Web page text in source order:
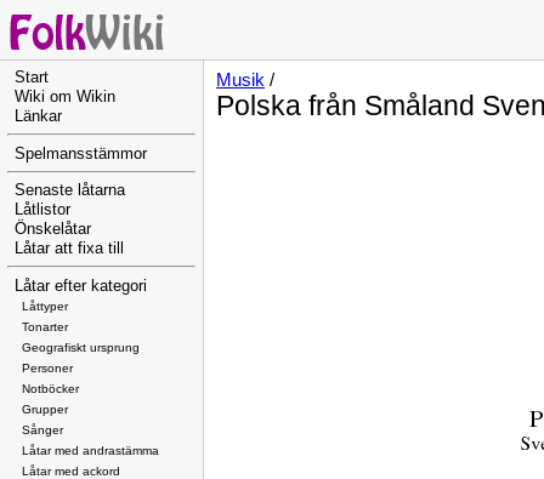
Start
Wiki om Wikin
Länkar
Spelmansstämmor
Senaste låtarna
Låtlistor
Önskelåtar
Låtar att fixa till
Låtar efter kategori
Låttyper
Tonarter
Geografiskt ursprung
Personer
Notböcker
Grupper
Sånger
Låtar med andrastämma
Låtar med ackord
Musik /
Polska från Småland